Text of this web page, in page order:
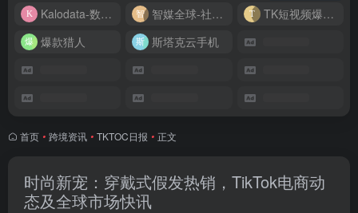
Kalodata-数据分析平台
智媒全球-社媒管理平台
TK短视频爆款复刻
爆款猎人
斯塔克云手机
首页 • 跨境资讯 • TKTOC日报 • 正文
时尚新宠：穿戴式假发热销，TikTok电商动
态及全球市场快讯